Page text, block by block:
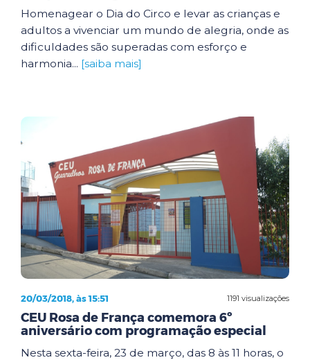
Homenagear o Dia do Circo e levar as crianças e
adultos a vivenciar um mundo de alegria, onde as
dificuldades são superadas com esforço e
harmonia... [saiba mais]
1191 visualizações
20/03/2018, às 15:51
CEU Rosa de França comemora 6º
aniversário com programação especial
Nesta sexta-feira, 23 de março, das 8 às 11 horas, o